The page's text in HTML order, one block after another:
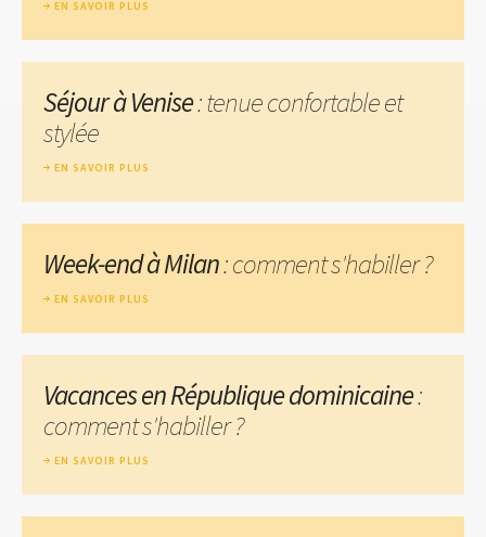
EN SAVOIR PLUS
Séjour à Venise: tenue confortable et
stylée
EN SAVOIR PLUS
Week-end à Milan: comment s'habiller ?
EN SAVOIR PLUS
Vacances en République dominicaine:
comment s'habiller ?
EN SAVOIR PLUS